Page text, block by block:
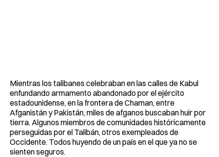
Mientras los talibanes celebraban en las calles de Kabul
enfundando armamento abandonado por el ejército
estadounidense, en la frontera de Chaman, entre
Afganistán y Pakistán, miles de afganos buscaban huir por
tierra. Algunos miembros de comunidades históricamente
perseguidas por el Talibán, otros exempleados de
Occidente. Todos huyendo de un país en el que ya no se
sienten seguros.